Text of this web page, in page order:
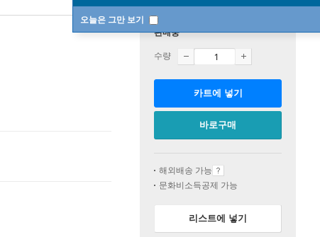
오늘은 그만 보기
판매중
수량
카트에 넣기
바로구매
해외배송 가능
문화비소득공제 가능
리스트에 넣기